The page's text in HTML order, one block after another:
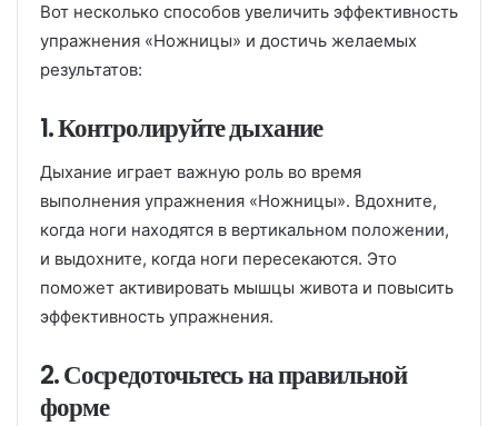
Вот несколько способов увеличить эффективность
упражнения «Ножницы» и достичь желаемых
результатов:
1. Контролируйте дыхание
Дыхание играет важную роль во время
выполнения упражнения «Ножницы». Вдохните,
когда ноги находятся в вертикальном положении,
и выдохните, когда ноги пересекаются. Это
поможет активировать мышцы живота и повысить
эффективность упражнения.
2. Сосредоточьтесь на правильной
форме